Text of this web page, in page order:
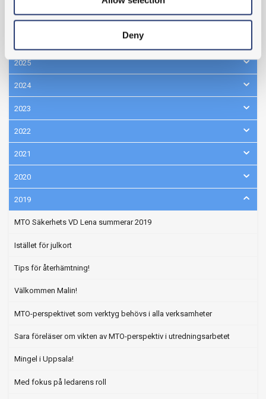
Deny
2025
2024
2023
2022
2021
2020
2019
MTO Säkerhets VD Lena summerar 2019
Istället för julkort
Tips för återhämtning!
Välkommen Malin!
MTO-perspektivet som verktyg behövs i alla verksamheter
Sara föreläser om vikten av MTO-perspektiv i utredningsarbetet
Mingel i Uppsala!
Med fokus på ledarens roll